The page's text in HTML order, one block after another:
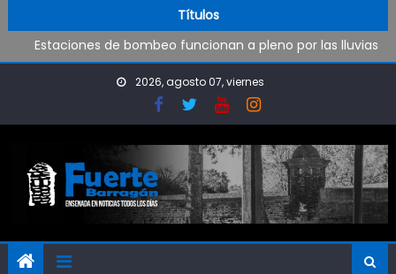
Títulos
Operativo de limpieza de desagües en Punta Lara
Estaciones de bombeo funcionan a pleno por las lluvias
Visita al Destacamento de Bomberos de Punta Lara
OPINIÓN: ¿Hasta cuándo vamos a soportar todo esto?
2026, agosto 07, viernes